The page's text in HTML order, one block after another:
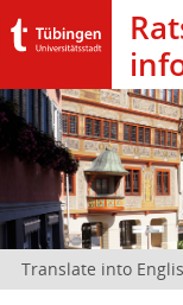
Translate into